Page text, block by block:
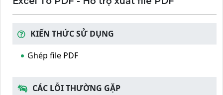
KIẾN THỨC SỬ DỤNG
Ghép file PDF
CÁC LỖI THƯỜNG GẶP